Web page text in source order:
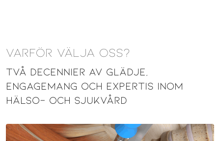
Varför välja oss?
Två decennier av glädje,
engagemang och expertis inom
hälso- och sjukvård